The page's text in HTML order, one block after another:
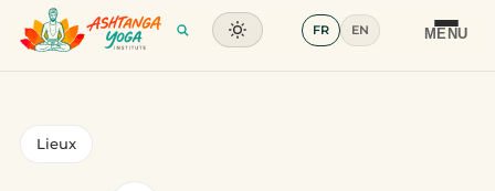
MENU
Formation FR EN
Lieux